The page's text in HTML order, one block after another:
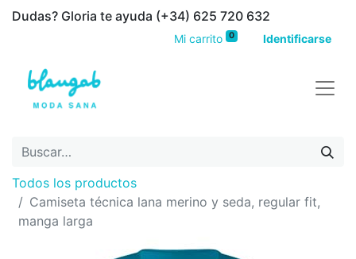
Dudas? Gloria te ayuda (+34) 625 720 632
Mi carrito 0 Identificarse
Todos los productos
Camiseta técnica lana merino y seda, regular fit,
manga larga